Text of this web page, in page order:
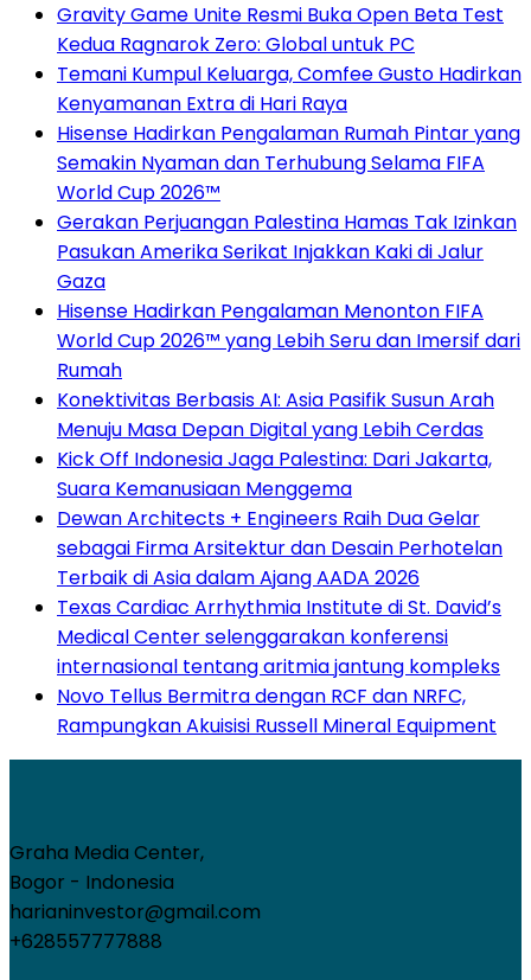
Gravity Game Unite Resmi Buka Open Beta Test
Kedua Ragnarok Zero: Global untuk PC
Temani Kumpul Keluarga, Comfee Gusto Hadirkan
Kenyamanan Extra di Hari Raya
Hisense Hadirkan Pengalaman Rumah Pintar yang
Semakin Nyaman dan Terhubung Selama FIFA
World Cup 2026™
Gerakan Perjuangan Palestina Hamas Tak Izinkan
Pasukan Amerika Serikat Injakkan Kaki di Jalur
Gaza
Hisense Hadirkan Pengalaman Menonton FIFA
World Cup 2026™ yang Lebih Seru dan Imersif dari
Rumah
Konektivitas Berbasis AI: Asia Pasifik Susun Arah
Menuju Masa Depan Digital yang Lebih Cerdas
Kick Off Indonesia Jaga Palestina: Dari Jakarta,
Suara Kemanusiaan Menggema
Dewan Architects + Engineers Raih Dua Gelar
sebagai Firma Arsitektur dan Desain Perhotelan
Terbaik di Asia dalam Ajang AADA 2026
Texas Cardiac Arrhythmia Institute di St. David’s
Medical Center selenggarakan konferensi
internasional tentang aritmia jantung kompleks
Novo Tellus Bermitra dengan RCF dan NRFC,
Rampungkan Akuisisi Russell Mineral Equipment
Graha Media Center,
Bogor - Indonesia
harianinvestor@gmail.com
+628557777888